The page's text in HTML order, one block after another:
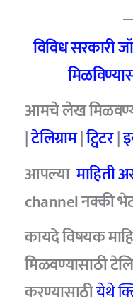
विविध सरकारी
आमचे लेख
|टेलिग्राम|ट्विटर|
आपल्यामाहिती
channel नक्की भेट
कायदे विषयक
मिळवण्यासाठी
करण्यासाठीयेथे